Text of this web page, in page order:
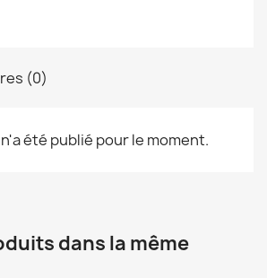
(0)
été publié pour le moment.
dans la même